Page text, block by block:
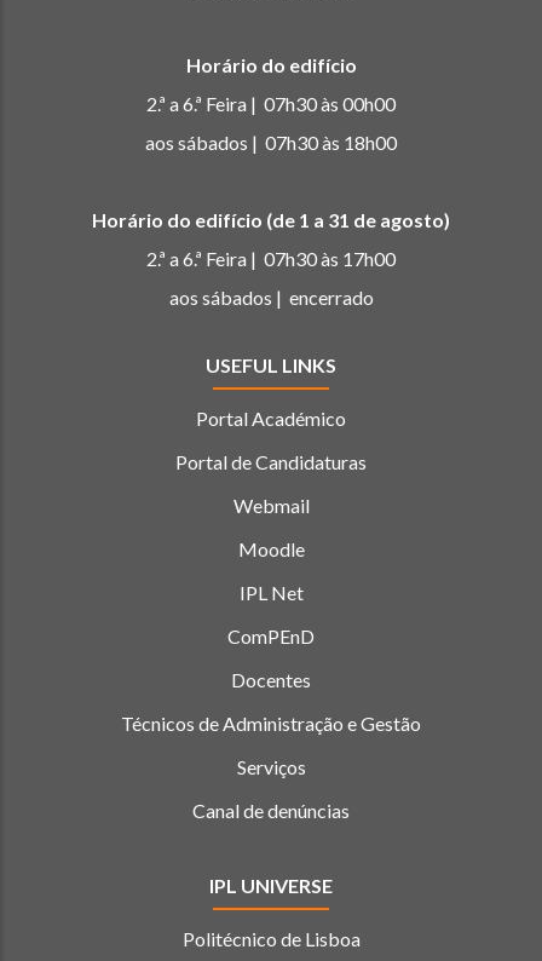
Horário do edifício
2.ª a 6.ª Feira | 07h30 às 00h00
aos sábados | 07h30 às 18h00
Horário do edifício (de 1 a 31 de agosto)
2.ª a 6.ª Feira | 07h30 às 17h00
aos sábados | encerrado
USEFUL LINKS
Portal Académico
Portal de Candidaturas
Webmail
Moodle
IPL Net
ComPEnD
Docentes
Técnicos de Administração e Gestão
Serviços
Canal de denúncias
IPL UNIVERSE
Politécnico de Lisboa